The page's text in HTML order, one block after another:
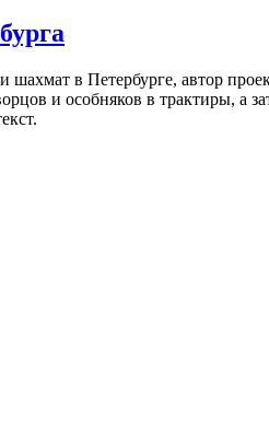
шахмат в Петербурге, автор
и особняков в трактиры, а